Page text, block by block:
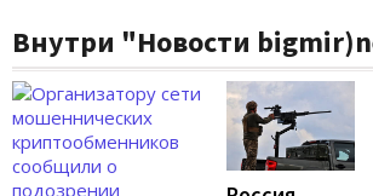
Внутри "Новости